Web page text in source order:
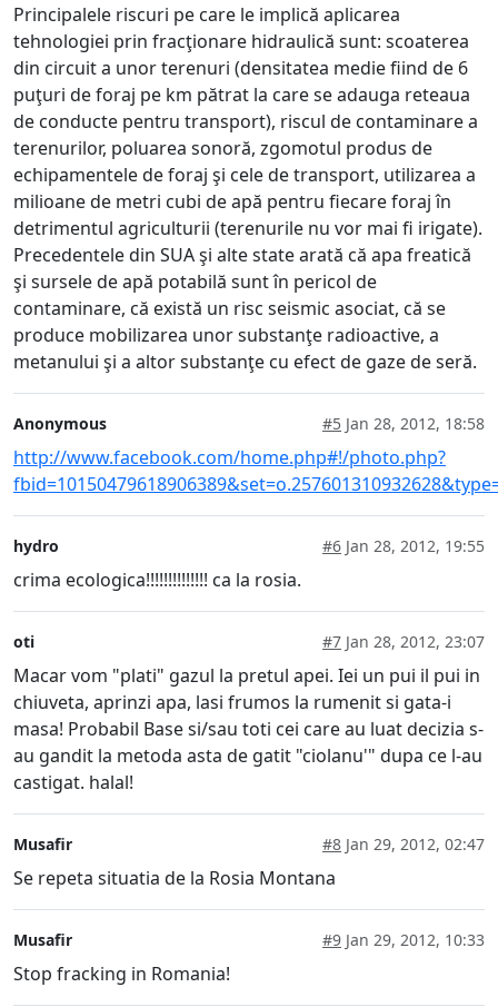
Principalele riscuri pe care le implică aplicarea
tehnologiei prin fracţionare hidraulică sunt: scoaterea
din circuit a unor terenuri (densitatea medie fiind de 6
puţuri de foraj pe km pătrat la care se adauga reteaua
de conducte pentru transport), riscul de contaminare a
terenurilor, poluarea sonoră, zgomotul produs de
echipamentele de foraj şi cele de transport, utilizarea a
milioane de metri cubi de apă pentru fiecare foraj în
detrimentul agriculturii (terenurile nu vor mai fi irigate).
Precedentele din SUA şi alte state arată că apa freatică
şi sursele de apă potabilă sunt în pericol de
contaminare, că există un risc seismic asociat, că se
produce mobilizarea unor substanţe radioactive, a
metanului şi a altor substanţe cu efect de gaze de seră.
Anonymous #5 Jan 28, 2012, 18:58
http://www.facebook.com/home.php#!/photo.php?
hydro #6 Jan 28, 2012, 19:55
crima ecologica!!!!!!!!!!!!!! ca la rosia.
oti #7 Jan 28, 2012, 23:07
Macar vom "plati" gazul la pretul apei. Iei un pui il pui in
chiuveta, aprinzi apa, lasi frumos la rumenit si gata-i
masa! Probabil Base si/sau toti cei care au luat decizia s-
au gandit la metoda asta de gatit "ciolanu'" dupa ce l-au
castigat. halal!
Musafir #8 Jan 29, 2012, 02:47
Se repeta situatia de la Rosia Montana
Musafir #9 Jan 29, 2012, 10:33
Stop fracking in Romania!